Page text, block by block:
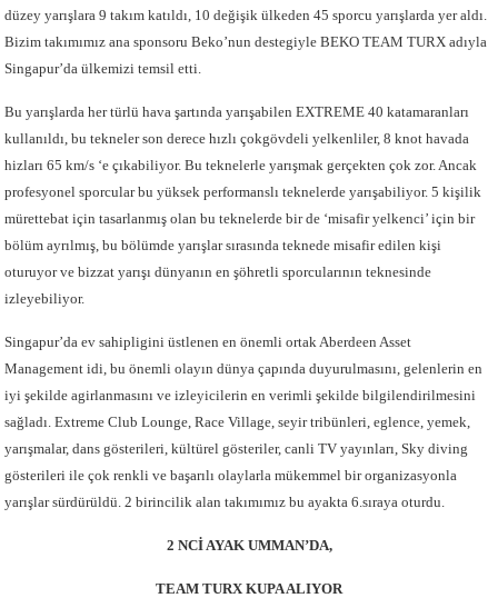
düzey yarışlara 9 takım katıldı, 10 değişik ülkeden 45 sporcu yarışlarda yer aldı.
Bizim takımımız ana sponsoru Beko’nun destegiyle BEKO TEAM TURX adıyla
Singapur’da ülkemizi temsil etti.
Bu yarışlarda her türlü hava şartında yarışabilen EXTREME 40 katamaranları
kullanıldı, bu tekneler son derece hızlı çokgövdeli yelkenliler, 8 knot havada
hizları 65 km/s ‘e çıkabiliyor. Bu teknelerle yarışmak gerçekten çok zor. Ancak
profesyonel sporcular bu yüksek performanslı teknelerde yarışabiliyor. 5 kişilik
mürettebat için tasarlanmış olan bu teknelerde bir de ‘misafir yelkenci’ için bir
bölüm ayrılmış, bu bölümde yarışlar sırasında teknede misafir edilen kişi
oturuyor ve bizzat yarışı dünyanın en şöhretli sporcularının teknesinde
izleyebiliyor.
Singapur’da ev sahipligini üstlenen en önemli ortak Aberdeen Asset
Management idi, bu önemli olayın dünya çapında duyurulmasını, gelenlerin en
iyi şekilde agirlanmasını ve izleyicilerin en verimli şekilde bilgilendirilmesini
sağladı. Extreme Club Lounge, Race Village, seyir tribünleri, eglence, yemek,
yarışmalar, dans gösterileri, kültürel gösteriler, canli TV yayınları, Sky diving
gösterileri ile çok renkli ve başarılı olaylarla mükemmel bir organizasyonla
yarışlar sürdürüldü. 2 birincilik alan takımımız bu ayakta 6.sıraya oturdu.
2 NCİ AYAK UMMAN’DA,
TEAM TURX KUPA ALIYOR